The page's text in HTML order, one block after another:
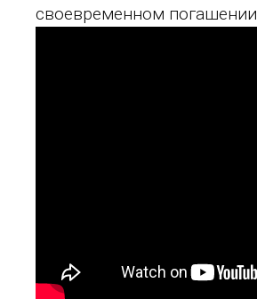
своевременном погашении.